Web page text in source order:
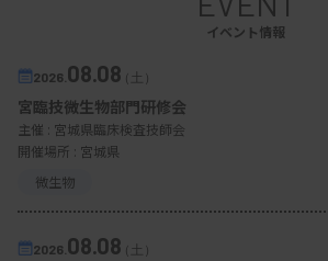
イベント情報
2026. 08.08（土）
宮臨技微生物部門研修会
主催 : 宮城県臨床検査技師会
開催場所 : 宮城県
微生物
2026. 08.08（土）